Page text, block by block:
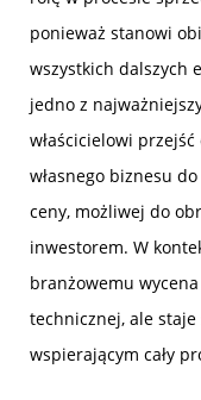
ponieważ stanowi
wszystkich dalszych
jedno z
właścicielowi
własnego biznesu
ceny, możliwej do
inwestorem. W
branżowemu
technicznej, ale
wspierającym cały